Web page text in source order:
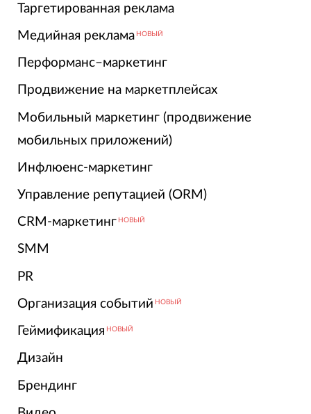
Таргетированная реклама
Медийная реклама НОВЫЙ
Перформанс–маркетинг
Продвижение на маркетплейсах
Мобильный маркетинг (продвижение
мобильных приложений)
Инфлюенс-маркетинг
Управление репутацией (ORM)
CRM-маркетинг НОВЫЙ
SMM
PR
Организация событий НОВЫЙ
Геймификация НОВЫЙ
Дизайн
Брендинг